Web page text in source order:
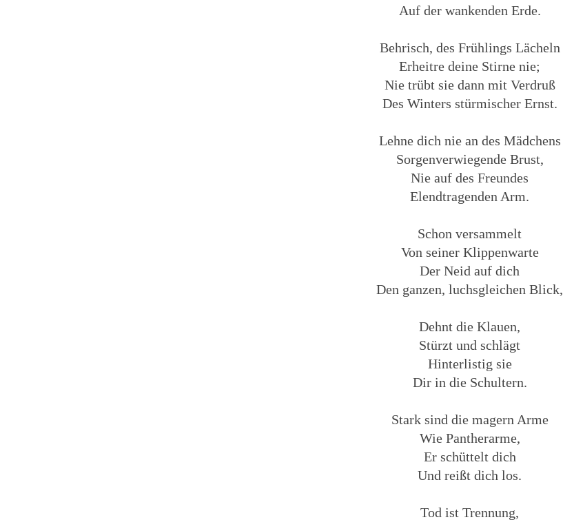
Auf der wankenden Erde.
Behrisch, des Frühlings Lächeln
Erheitre deine Stirne nie;
Nie trübt sie dann mit Verdruß
Des Winters stürmischer Ernst.
Lehne dich nie an des Mädchens
Sorgenverwiegende Brust,
Nie auf des Freundes
Elendtragenden Arm.
Schon versammelt
Von seiner Klippenwarte
Der Neid auf dich
Den ganzen, luchsgleichen Blick,
Dehnt die Klauen,
Stürzt und schlägt
Hinterlistig sie
Dir in die Schultern.
Stark sind die magern Arme
Wie Pantherarme,
Er schüttelt dich
Und reißt dich los.
Tod ist Trennung,